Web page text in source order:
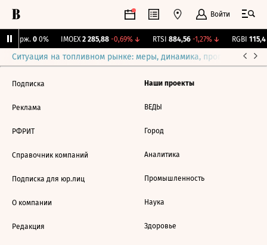
Войти
Бирж. 0 0% IMOEX 2 285,88 -0,69%↓ RTSI 884,56 -1,27%↓ RGBI 115,4
Ситуация на топливном рынке: меры, динамика, прогнозы
Подписка
Реклама
РФРИТ
Справочник компаний
Подписка для юр.лиц
О компании
Редакция
Наши проекты
ВЕДЫ
Город
Аналитика
Промышленность
Наука
Здоровье